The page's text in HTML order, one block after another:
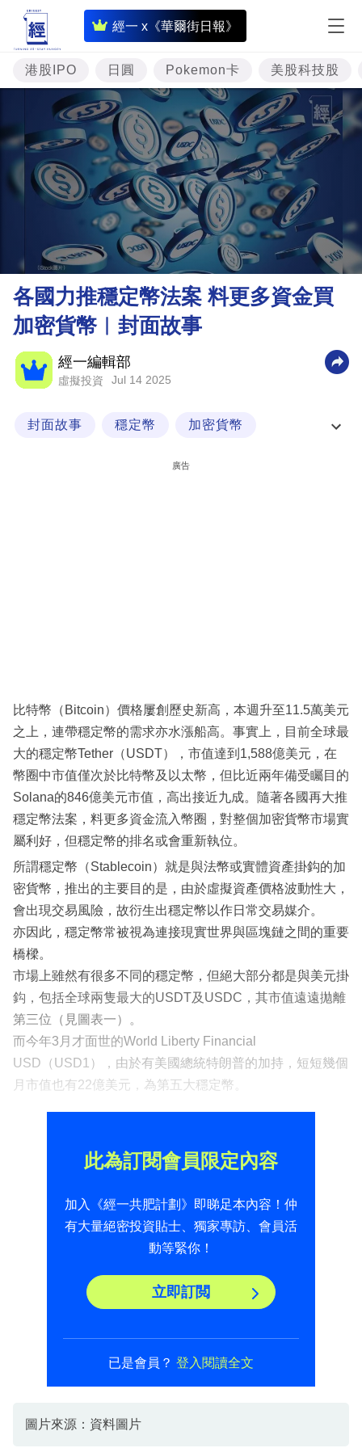
經一 x《華爾街日報》
即
時
財
經
專
題
投
資
樓
市
理
財
業
科
區
港股IPO 日圓 Pokemon卡 美股科技股
各國力推穩定幣法案 料更多資金買
加密貨幣︳封面故事
經一編輯部
虛擬投資 Jul 14 2025
封面故事 穩定幣 加密貨幣
廣告
比特幣（Bitcoin）價格屢創歷史新高，本週升至11.5萬美元
之上，連帶穩定幣的需求亦水漲船高。事實上，目前全球最
大的穩定幣Tether（USDT），市值達到1,588億美元，在
幣圈中市值僅次於比特幣及以太幣，但比近兩年備受矚目的
Solana的846億美元市值，高出接近九成。隨著各國再大推
穩定幣法案，料更多資金流入幣圈，對整個加密貨幣市場實
屬利好，但穩定幣的排名或會重新執位。
所謂穩定幣（Stablecoin）就是與法幣或實體資產掛鈎的加
密貨幣，推出的主要目的是，由於虛擬資產價格波動性大，
會出現交易風險，故衍生出穩定幣以作日常交易媒介。
亦因此，穩定幣常被視為連接現實世界與區塊鏈之間的重要
橋樑。
市場上雖然有很多不同的穩定幣，但絕大部分都是與美元掛
鈎，包括全球兩隻最大的USDT及USDC，其市值遠遠拋離
第三位（見圖表一）。
而今年3月才面世的World Liberty Financial
USD（USD1），由於有美國總統特朗普的加持，短短幾個
月市值也有22億美元，為第五大穩定幣。
此為訂閱會員限定內容
加入《經一共肥計劃》即睇足本內容！仲
有大量絕密投資貼士、獨家專訪、會員活
動等緊你！
立即訂閲
已是會員？ 登入閱讀全文
圖片來源：資料圖片